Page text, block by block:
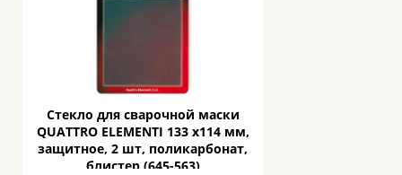
Стекло для сварочной маски
QUATTRO ELEMENTI 133 х114 мм,
защитное, 2 шт, поликарбонат,
блистер (645-563)